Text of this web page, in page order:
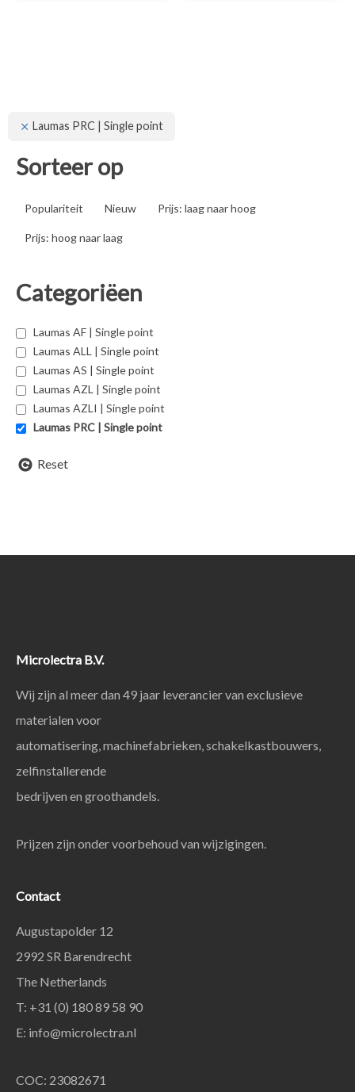
Laumas PRC | Single point
Sorteer op
Populariteit Nieuw Prijs: laag naar hoog
Prijs: hoog naar laag
Categoriëen
Laumas AF | Single point
Laumas ALL | Single point
Laumas AS | Single point
Laumas AZL | Single point
Laumas AZLI | Single point
Laumas PRC | Single point
Reset
Microlectra B.V.
Wij zijn al meer dan 49 jaar leverancier van exclusieve
materialen voor
automatisering, machinefabrieken, schakelkastbouwers,
zelfinstallerende
bedrijven en groothandels.
Prijzen zijn onder voorbehoud van wijzigingen.
Contact
Augustapolder 12
2992 SR Barendrecht
The Netherlands
T: +31 (0) 180 89 58 90
E: info@microlectra.nl
COC: 23082671